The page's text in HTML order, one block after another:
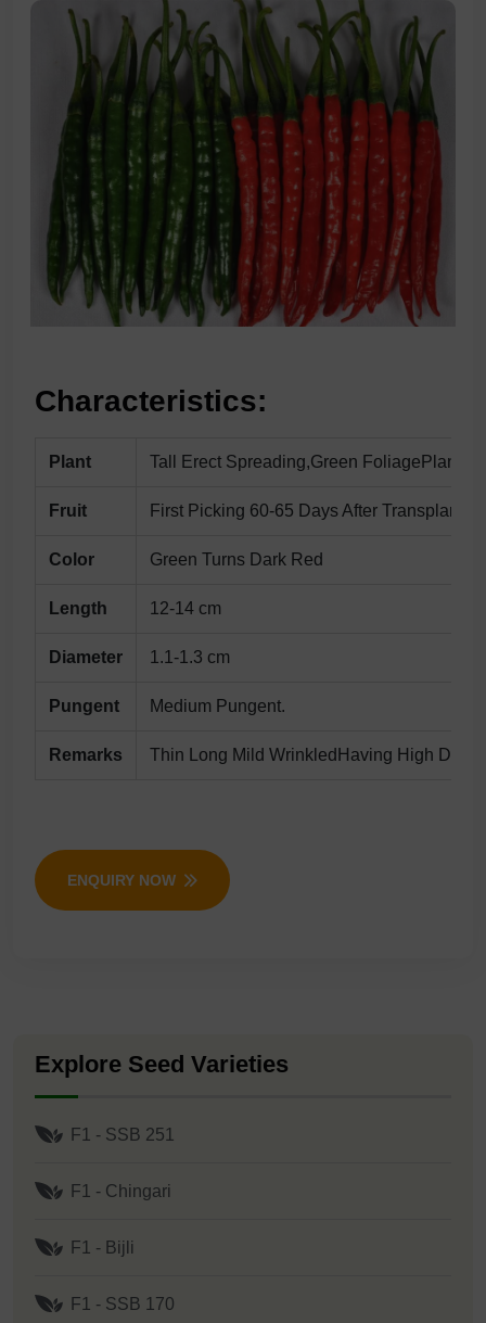
Characteristics:
Plant Tall Erect Spreading,Green FoliagePlants.
Fruit First Picking 60-65 Days After Transplanting
Color Green Turns Dark Red
Length 12-14 cm
Diameter 1.1-1.3 cm
Pungent Medium Pungent.
Remarks Thin Long Mild WrinkledHaving High
ENQUIRY NOW
Explore Seed Varieties
F1 - SSB 251
F1 - Chingari
F1 - Bijli
F1 - SSB 170